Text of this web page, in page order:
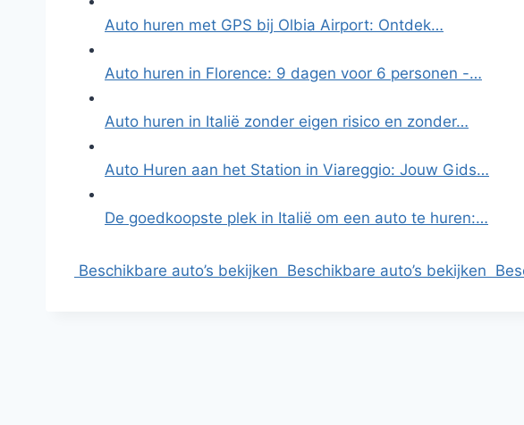
Auto huren met GPS bij Olbia Airport: Ontdek…
Auto huren in Florence: 9 dagen voor 6 personen -…
Auto huren in Italië zonder eigen risico en zonder…
Auto Huren aan het Station in Viareggio: Jouw Gids…
De goedkoopste plek in Italië om een auto te huren:…
Beschikbare auto’s bekijken Beschikbare auto’s bekijken